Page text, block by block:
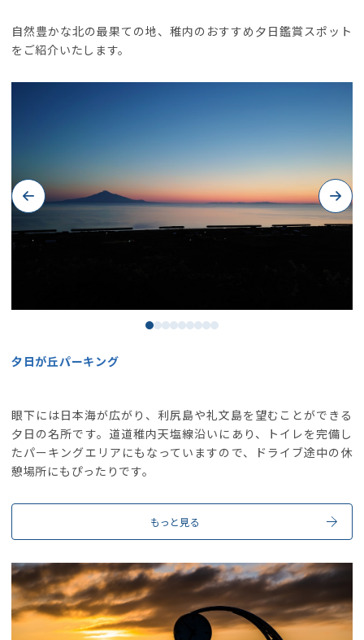
自然豊かな北の最果ての地、稚内のおすすめ夕日鑑賞スポット
をご紹介いたします。
Previous Next
夕日が丘パーキング
眼下には日本海が広がり、利尻島や礼文島を望むことができる
夕日の名所です。道道稚内天塩線沿いにあり、トイレを完備し
たパーキングエリアにもなっていますので、ドライブ途中の休
憩場所にもぴったりです。
もっと見る